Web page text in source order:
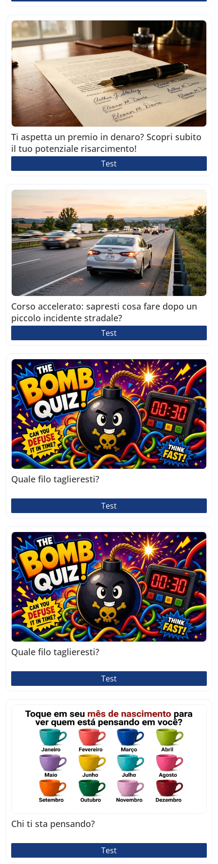
Ti aspetta un premio in denaro? Scopri subito
il tuo potenziale risarcimento!
Test
Corso accelerato: sapresti cosa fare dopo un
piccolo incidente stradale?
Test
Quale filo taglieresti?
Test
Quale filo taglieresti?
Test
Chi ti sta pensando?
Test